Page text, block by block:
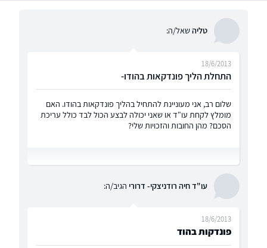
טליהשאל/ה:
התחלת הליך פונדקאות בהודו-
18/6/2013
שלום רב, אני מעוניינת להתחיל בהליך פונדקאות בהודו. האם
מומלץ לקחת עו"ד או שאני יכולה לבצע הכול לבד כולל עריכת
הסכם? מהן החובות והזכויות שלי?
עו"ד חיה רודניצקי- דרורי הגיב/ה:
פונדקות בהוד
18/6/2013